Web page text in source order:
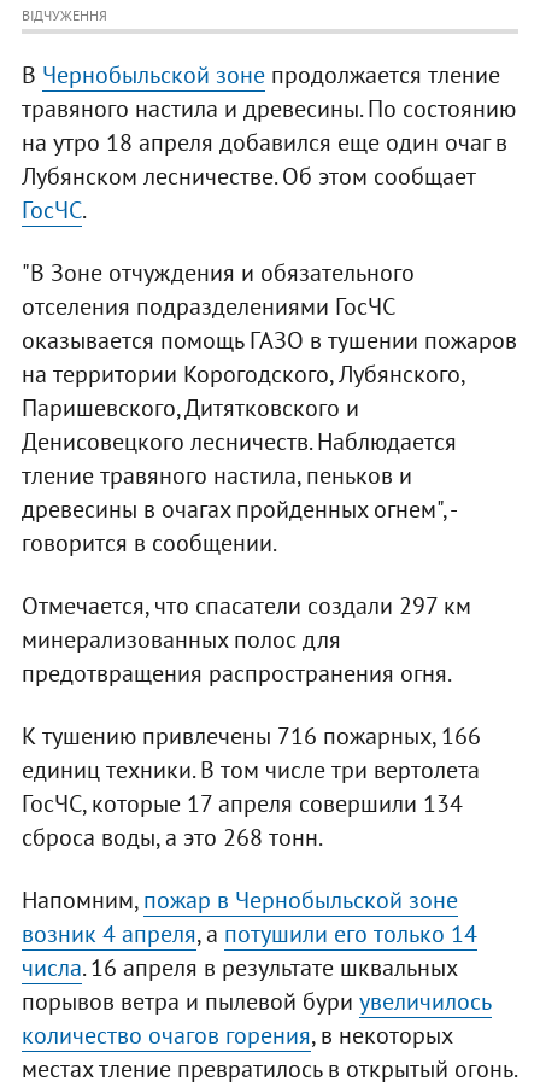
ВІДЧУЖЕННЯ
В Чернобыльской зонепродолжается тление
травяного настила и древесины. По состоянию
на утро 18 апреля добавился еще один очаг в
Лубянском лесничестве. Об этом сообщает
ГосЧС.
"В Зоне отчуждения и обязательного
отселения подразделениями ГосЧС
оказывается помощь ГАЗО в тушении пожаров
на территории Корогодского, Лубянского,
Паришевского, Дитятковского и
Денисовецкого лесничеств. Наблюдается
тление травяного настила, пеньков и
древесины в очагах пройденных огнем", -
говорится в сообщении.
Отмечается, что спасатели создали 297 км
минерализованных полос для
предотвращения распространения огня.
К тушению привлечены 716 пожарных, 166
единиц техники. В том числе три вертолета
ГосЧС, которые 17 апреля совершили 134
сброса воды, а это 268 тонн.
Напомним,пожар в Чернобыльской зоне
возник 4 апреля, а потушили его только 14
числа. 16 апреля в результате шквальных
порывов ветра и пылевой бури увеличилось
количество очагов горения, в некоторых
местах тление превратилось в открытый огонь.